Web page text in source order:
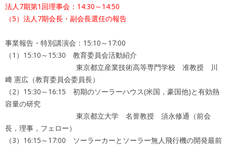
法人7期第1回理事会：14:30～14:50
（5）法人7期会長・副会長選任の報告
事業報告・特別講演会：15:10～17:00
（1）15:10～15:30 教育委員会活動紹介
東京都立産業技術高等専門学校 准教授 川
﨑 憲広（教育委員会委員長）
（2）15:30～16:15 初期のソーラーハウス(米国，豪国他)と有効熱
容量の研究
東京都立大学 名誉教授 須永修通（前会
長，理事，フェロー）
（3）16:15～17:00 ソーラーカーとソーラー無人飛行機の開発最前